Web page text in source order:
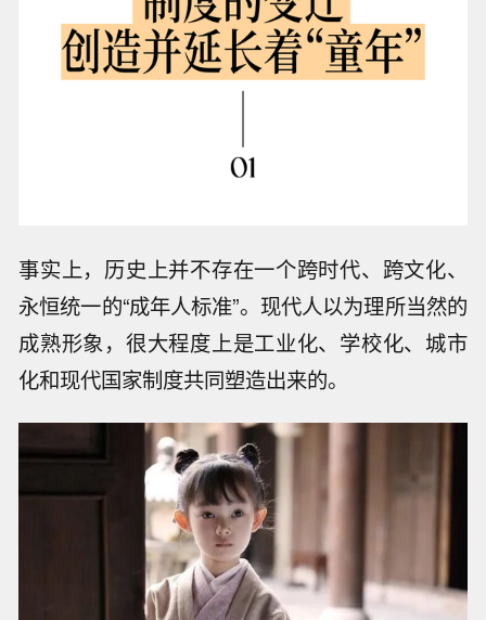
事实上，历史上并不存在一个跨时代、跨文化、
永恒统一的“成年人标准”。现代人以为理所当然的
成熟形象，很大程度上是工业化、学校化、城市
化和现代国家制度共同塑造出来的。